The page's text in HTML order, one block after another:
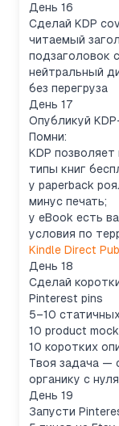
День 16
Сделай KDP
читаемый
подзаголовок
нейтральный
без перегруза
День 17
Опубликуй
Помни:
KDP
типы книг
у paperback
минус печать;
у eBook есть
условия по
Kindle Direct
День 18
Сделай
Pinterest pins
5–10
10 product
10 коротких
Твоя задача —
органику с
День 19
Запусти